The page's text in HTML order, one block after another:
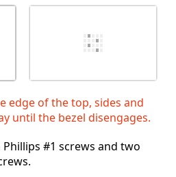
edge of the top, sides and
until the bezel disengages.
#1 screws and two